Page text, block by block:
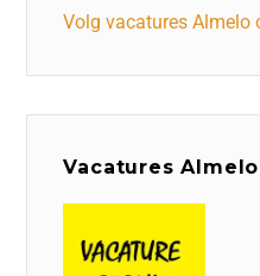
Volg vacatures Almelo
Vacatures